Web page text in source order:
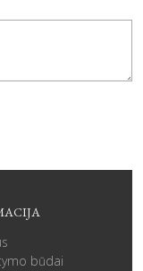
būdai